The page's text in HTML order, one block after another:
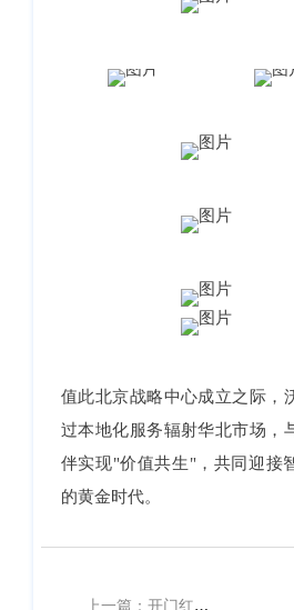
值此北京战略中心成立之际，
过本地化服务辐射华北市场，
伴实现"价值共生"，共同迎接
的黄金时代。
上一篇：开门红！WallTech荣获雨果奖「最佳跨境软件」殊荣